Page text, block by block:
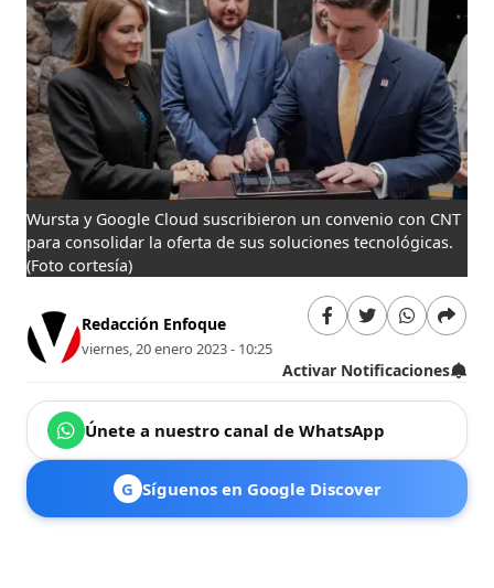
Wursta y Google Cloud suscribieron un convenio con CNT
para consolidar la oferta de sus soluciones tecnológicas.
(Foto cortesía)
Redacción Enfoque
viernes, 20 enero 2023 - 10:25
Activar Notificaciones
Únete a nuestro canal de WhatsApp
G Síguenos en Google Discover